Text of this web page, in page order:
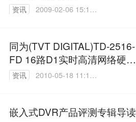
资讯
2009-02-06 15:11:
同为(TVT DIGITAL)TD-2516-
FD 16路D1实时高清网络硬盘
录像机测评导读
资讯
2010-05-18 11:11:
嵌入式DVR产品评测专辑导读